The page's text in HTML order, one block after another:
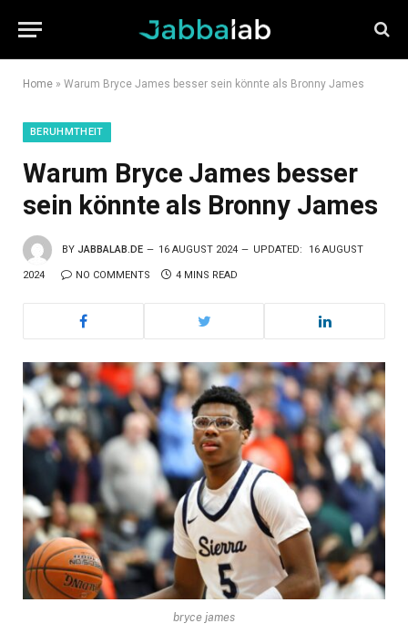
Home » Warum Bryce James besser sein könnte als Bronny James
BERUHMTHEIT
Warum Bryce James besser
sein könnte als Bronny James
BY JABBALAB.DE 16 AUGUST 2024 UPDATED: 16 AUGUST
2024 NO COMMENTS 4 MINS READ
bryce james